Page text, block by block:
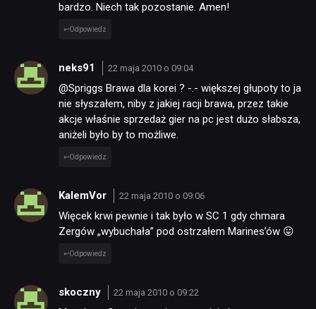
bardzo. Niech tak pozostanie. Amen!
Odpowiedz
neks91 22 maja 2010 o 09:04
@Spriggs Brawa dla korei ? -.- większej głupoty to ja
nie słyszałem, niby z jakiej racji brawa, przez takie
akcje właśnie sprzedaż gier na pc jest dużo słabsza,
aniżeli było by to możliwe.
Odpowiedz
KalemVor 22 maja 2010 o 09:06
Więcek krwi pewnie i tak było w SC 1 gdy chmara
Zergów „wybuchała” pod ostrzałem Marines’ów 😛
Odpowiedz
skoczny 22 maja 2010 o 09:22